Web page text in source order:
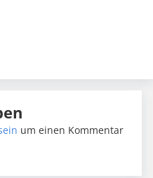
um einen Kommentar